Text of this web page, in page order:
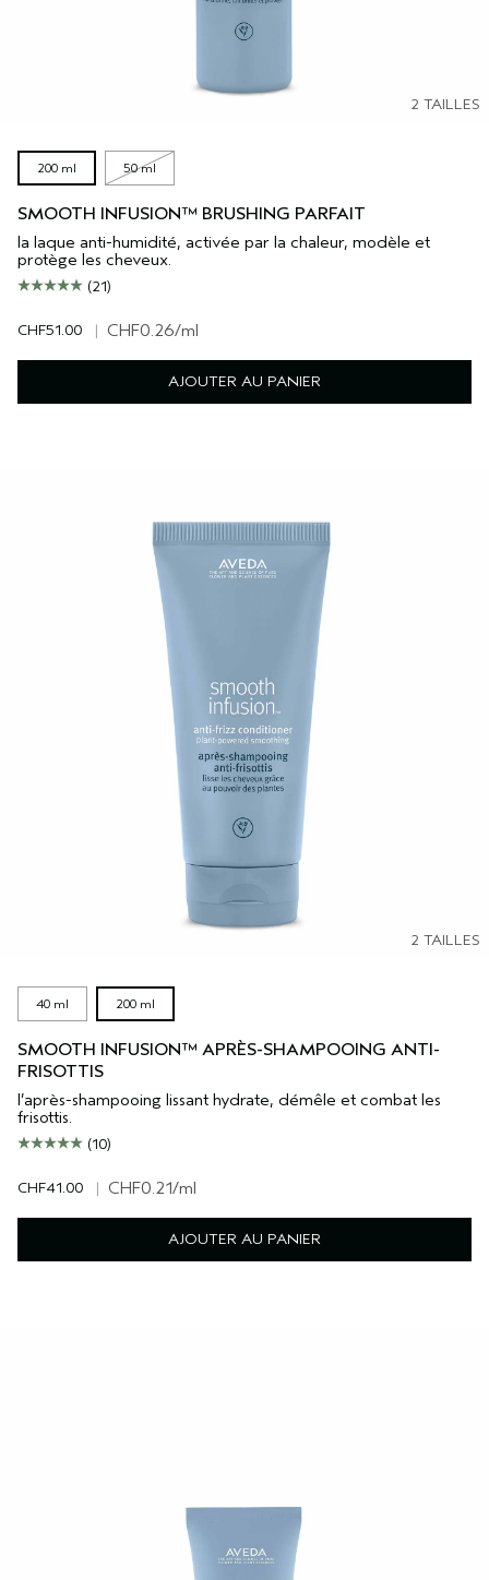
2 TAILLES
200 ml 50 ml
SMOOTH INFUSION™ BRUSHING PARFAIT
la laque anti-humidité, activée par la chaleur, modèle et
protège les cheveux.
(21)
CHF51.00 | CHF0.26/ml
AJOUTER AU PANIER
2 TAILLES
40 ml 200 ml
SMOOTH INFUSION™ APRÈS-SHAMPOOING ANTI-
FRISOTTIS
l’après-shampooing lissant hydrate, démêle et combat les
frisottis.
(10)
CHF41.00 | CHF0.21/ml
AJOUTER AU PANIER